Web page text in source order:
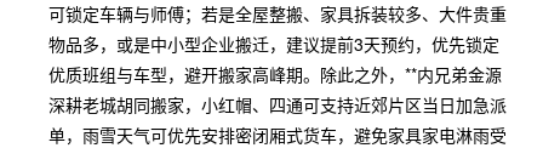
可锁定车辆与师傅；若是全屋整搬、家具拆装较多、大件贵重
物品多，或是中小型企业搬迁，建议提前3天预约，优先锁定
优质班组与车型，避开搬家高峰期。除此之外，**内兄弟金源
深耕老城胡同搬家，小红帽、四通可支持近郊片区当日加急派
单，雨雪天气可优先安排密闭厢式货车，避免家具家电淋雨受